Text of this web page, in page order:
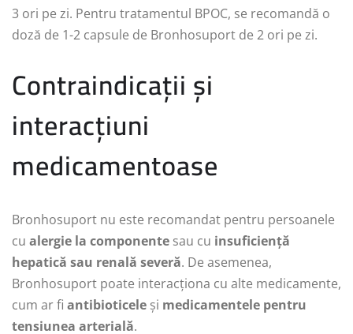
3 ori pe zi. Pentru tratamentul BPOC, se recomandă o
doză de 1-2 capsule de Bronhosuport de 2 ori pe zi.
Contraindicații și
interacțiuni
medicamentoase
Bronhosuport nu este recomandat pentru persoanele
cu alergie la componente sau cu insuficiență
hepatică sau renală severă. De asemenea,
Bronhosuport poate interacționa cu alte medicamente,
cum ar fi antibioticele și medicamentele pentru
tensiunea arterială.